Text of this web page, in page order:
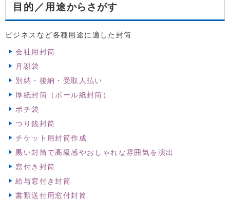
目的／用途からさがす
ビジネスなど各種用途に適した封筒
会社用封筒
月謝袋
別納・後納・受取人払い
厚紙封筒（ボール紙封筒）
ポチ袋
つり銭封筒
チケット用封筒作成
黒い封筒で高級感やおしゃれな雰囲気を演出
窓付き封筒
給与窓付き封筒
書類送付用窓付封筒